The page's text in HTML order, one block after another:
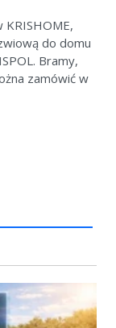
KRISHOME,
do domu
Bramy,
zamówić w